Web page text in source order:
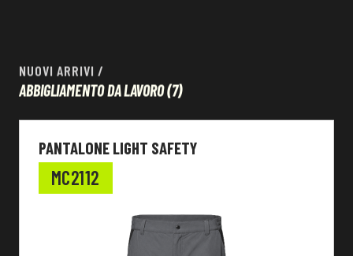
NUOVI ARRIVI /
ABBIGLIAMENTO DA LAVORO(7)
PANTALONE LIGHT SAFETY
MC2112